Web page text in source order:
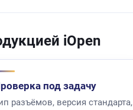
iOpen
под задачу
разъёмов, версия стандарта,